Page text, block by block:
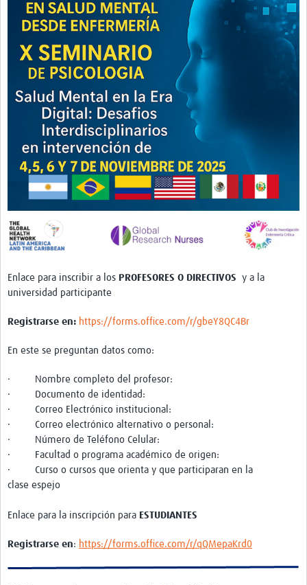
Twinning
Otras Actividades
Recursos
Preparar Sesiones de Aprendizaje Asistido
Crear Data Clinic
Búsqueda de información en bases … alertas PubMed
eLearning
Desarrollo profesional
Proyectos Pathfinder
Pathfinder Argentina
Pathfinders Brasil
Pathfinder Colombia
Pathfinder Honduras
Pathfinder Perú
Pathfinder Republica Dominicana
LAC Foro
Impacto
Enlace para inscribir a los PROFESORES O DIRECTIVOS y a la
universidad participante
Registrarse en: https://forms.office.com/r/gbeY8QC4Br
En este se preguntan datos como:
· Nombre completo del profesor:
· Documento de identidad:
· Correo Electrónico institucional:
· Correo electrónico alternativo o personal:
· Número de Teléfono Celular:
· Facultad o programa académico de origen:
· Curso o cursos que orienta y que participaran en la
clase espejo
Enlace para la inscripción para ESTUDIANTES
Registrarse en: https://forms.office.com/r/qQMepaKrd0